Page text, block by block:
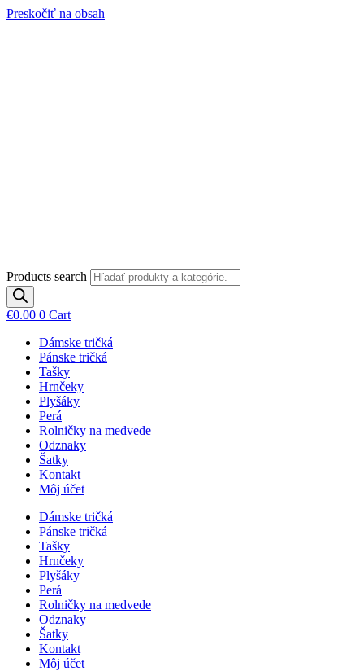
Preskočiť na obsah
Products search
€0.00 0 Cart
Dámske tričká
Pánske tričká
Tašky
Hrnčeky
Plyšáky
Perá
Rolničky na medvede
Odznaky
Šatky
Kontakt
Môj účet
Dámske tričká
Pánske tričká
Tašky
Hrnčeky
Plyšáky
Perá
Rolničky na medvede
Odznaky
Šatky
Kontakt
Môj účet